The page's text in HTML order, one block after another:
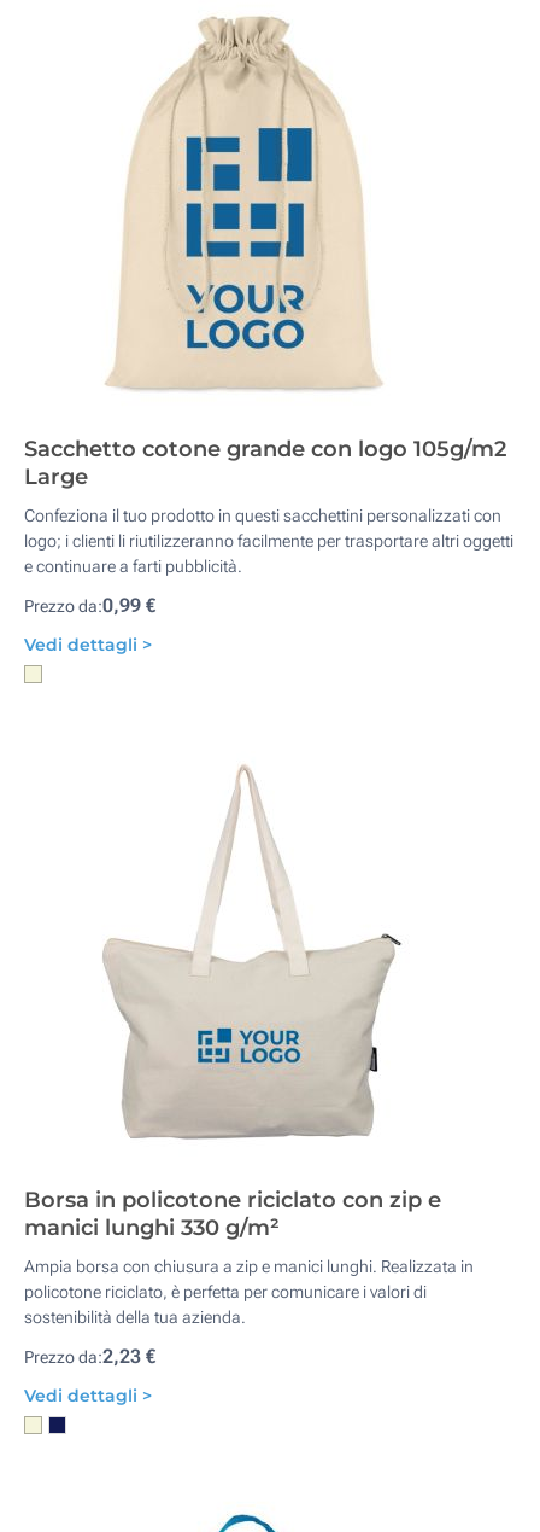
Sacchetto cotone grande con logo 105g/m2
Large
Confeziona il tuo prodotto in questi sacchettini personalizzati con
logo; i clienti li riutilizzeranno facilmente per trasportare altri oggetti
e continuare a farti pubblicità.
Prezzo da:0,99 €
Vedi dettagli >
Borsa in policotone riciclato con zip e
manici lunghi 330 g/m²
Ampia borsa con chiusura a zip e manici lunghi. Realizzata in
policotone riciclato, è perfetta per comunicare i valori di
sostenibilità della tua azienda.
Prezzo da:2,23 €
Vedi dettagli >